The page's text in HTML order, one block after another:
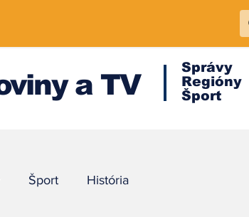
a TV
Správy
Regióny
Šport
Šport História